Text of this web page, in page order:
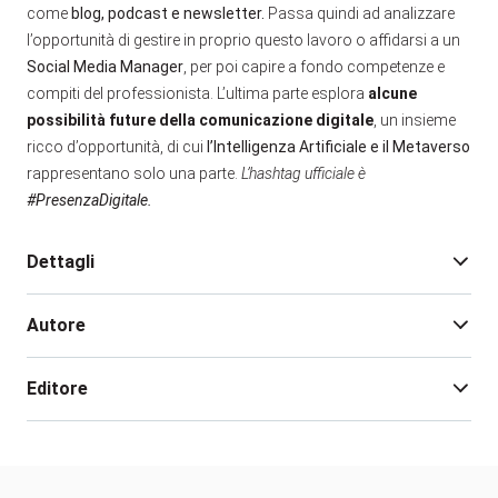
come blog, podcast e newsletter. Passa quindi ad analizzare
l’opportunità di gestire in proprio questo lavoro o affidarsi a un
Social Media Manager , per poi capire a fondo competenze e
compiti del professionista. L’ultima parte esplora alcune
possibilità future della comunicazione digitale , un insieme
ricco d’opportunità, di cui l’Intelligenza Artificiale e il Metaverso
rappresentano solo una parte. L’hashtag ufficiale è
#PresenzaDigitale.
Dettagli
Pagine:
Autore
Editore